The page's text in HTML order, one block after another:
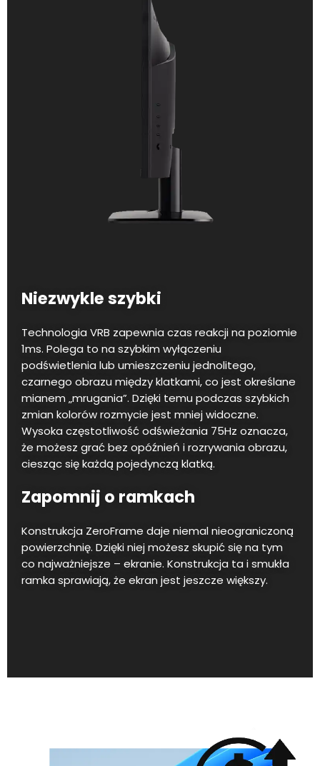
Niezwykle szybki
Technologia VRB zapewnia czas reakcji na poziomie
1ms. Polega to na szybkim wyłączeniu
podświetlenia lub umieszczeniu jednolitego,
czarnego obrazu między klatkami, co jest określane
mianem „mrugania”. Dzięki temu podczas szybkich
zmian kolorów rozmycie jest mniej widoczne.
Wysoka częstotliwość odświeżania 75Hz oznacza,
że możesz grać bez opóźnień i rozrywania obrazu,
ciesząc się każdą pojedynczą klatką.
Zapomnij o ramkach
Konstrukcja ZeroFrame daje niemal nieograniczoną
powierzchnię. Dzięki niej możesz skupić się na tym
co najważniejsze – ekranie. Konstrukcja ta i smukła
ramka sprawiają, że ekran jest jeszcze większy.